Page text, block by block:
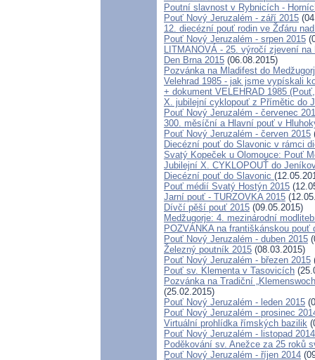
Poutní slavnost v Rybnicích -
Pouť Nový Jeruzalém - září 2015
12. diecézní pouť rodin ve Žďáru
Pouť Nový Jeruzalém - srpen 2015
LITMANOVÁ - 25. výročí zjevení na
Den Brna 2015 (06.08.2015)
Pozvánka na Mladifest do
Velehrad 1985 - jak jsme vypískali
+ dokument VELEHRAD 1985
X. jubilejní cyklopouť z Přímětic do
Pouť Nový Jeruzalém - červenec
300. měsíční a Hlavní pouť v
Pouť Nový Jeruzalém - červen 2015
Diecézní pouť do Slavonic v rámci
Svatý Kopeček u Olomouce: Pouť
Jubilejní X. CYKLOPOUŤ do
Diecézní pouť do Slavonic
Pouť médií Svatý Hostýn 2015
Jarní pouť - TURZOVKA 2015
Dívčí pěší pouť 2015 (09.05.2015)
Medžugorje: 4. mezinárodní
POZVÁNKA na františkánskou
Pouť Nový Jeruzalém - duben 2015
Železný poutník 2015 (08.03.2015)
Pouť Nový Jeruzalém - březen 2015
Pouť sv. Klementa v Tasovicích
Pozvánka na Tradiční
(25.02.2015)
Pouť Nový Jeruzalém - leden 2015
Pouť Nový Jeruzalém - prosinec
Virtuální prohlídka římských bazilik
Pouť Nový Jeruzalém - listopad 2014
Poděkování sv. Anežce za 25 roků
Pouť Nový Jeruzalém - říjen 2014